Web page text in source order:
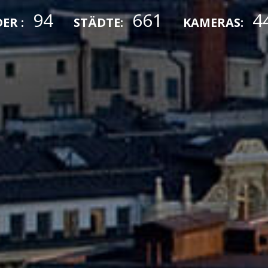
: 94 STÄDTE: 661 KAMERAS: